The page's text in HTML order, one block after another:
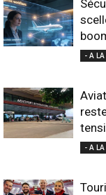
- A LA
- A LA